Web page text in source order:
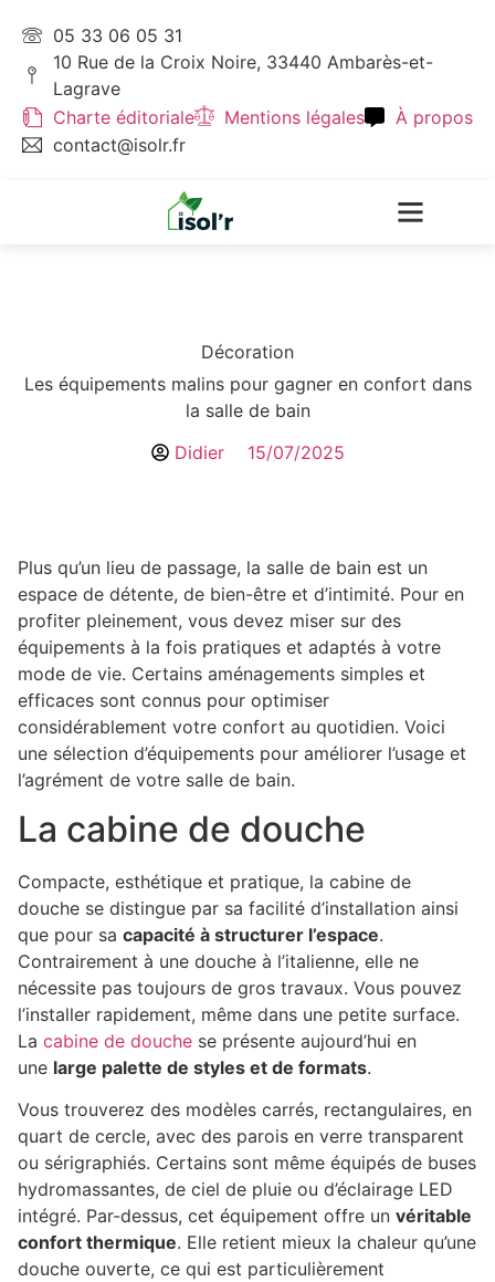
05 33 06 05 31
10 Rue de la Croix Noire, 33440 Ambarès-et-
Lagrave
Charte éditoriale
Mentions légales
À propos
contact@isolr.fr
Décoration
Les équipements malins pour gagner en confort dans
la salle de bain
Didier
15/07/2025
Plus qu’un lieu de passage, la salle de bain est un
espace de détente, de bien-être et d’intimité. Pour en
profiter pleinement, vous devez miser sur des
équipements à la fois pratiques et adaptés à votre
mode de vie. Certains aménagements simples et
efficaces sont connus pour optimiser
considérablement votre confort au quotidien. Voici
une sélection d’équipements pour améliorer l’usage et
l’agrément de votre salle de bain.
La cabine de douche
Compacte, esthétique et pratique, la cabine de
douche se distingue par sa facilité d’installation ainsi
que pour sa capacité à structurer l’espace.
Contrairement à une douche à l’italienne, elle ne
nécessite pas toujours de gros travaux. Vous pouvez
l’installer rapidement, même dans une petite surface.
La cabine de douche se présente aujourd’hui en
une large palette de styles et de formats.
Vous trouverez des modèles carrés, rectangulaires, en
quart de cercle, avec des parois en verre transparent
ou sérigraphiés. Certains sont même équipés de buses
hydromassantes, de ciel de pluie ou d’éclairage LED
intégré. Par-dessus, cet équipement offre un véritable
confort thermique. Elle retient mieux la chaleur qu’une
douche ouverte, ce qui est particulièrement